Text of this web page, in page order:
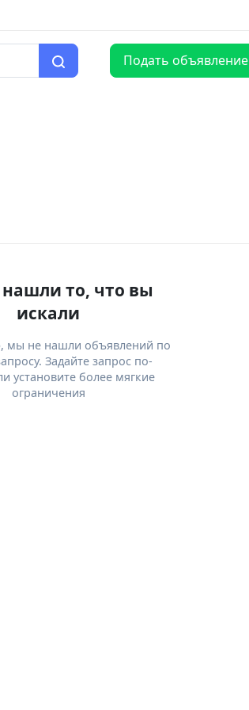
Подать объявление
то, что вы
искали
мы не нашли объявлений по
Задайте запрос по-
установите более мягкие
ограничения